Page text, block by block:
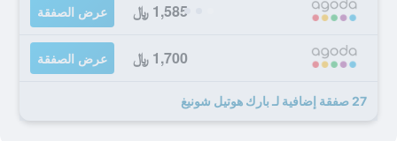
1,585 ﷼ عرض الصفقة
1,700 ﷼ عرض الصفقة
27 صفقة إضافية لـ بارك هوتيل شونيغ